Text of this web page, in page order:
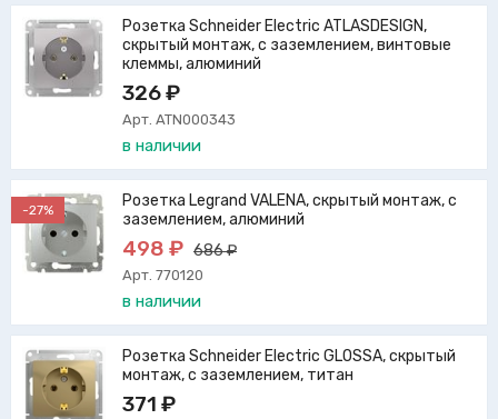
Розетка Schneider Electric ATLASDESIGN,
скрытый монтаж, с заземлением, винтовые
клеммы, алюминий
326 ₽
Арт. ATN000343
в наличии
-27%
Розетка Legrand VALENA, скрытый монтаж, с
заземлением, алюминий
498 ₽ 686 ₽
Арт. 770120
в наличии
Розетка Schneider Electric GLOSSA, скрытый
монтаж, с заземлением, титан
371 ₽